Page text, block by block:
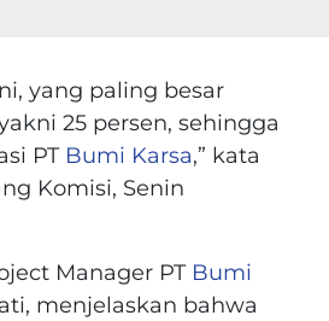
yang paling besar
25 persen, sehingga
PT Bumi Karsa,” kata
Komisi, Senin
Manager PT Bumi
menjelaskan bahwa